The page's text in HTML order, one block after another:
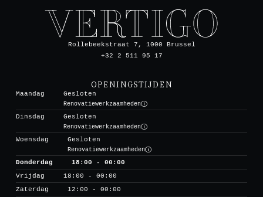
Rollebeekstraat 7, 1000 Brussel
+32 2 511 95 17
OPENINGSTIJDEN
Maandag
Gesloten
Renovatiewerkzaamheden
Dinsdag
Gesloten
Renovatiewerkzaamheden
Woensdag
Gesloten
Renovatiewerkzaamheden
Donderdag
18:00 - 00:00
Vrijdag
18:00 - 00:00
Zaterdag
12:00 - 00:00